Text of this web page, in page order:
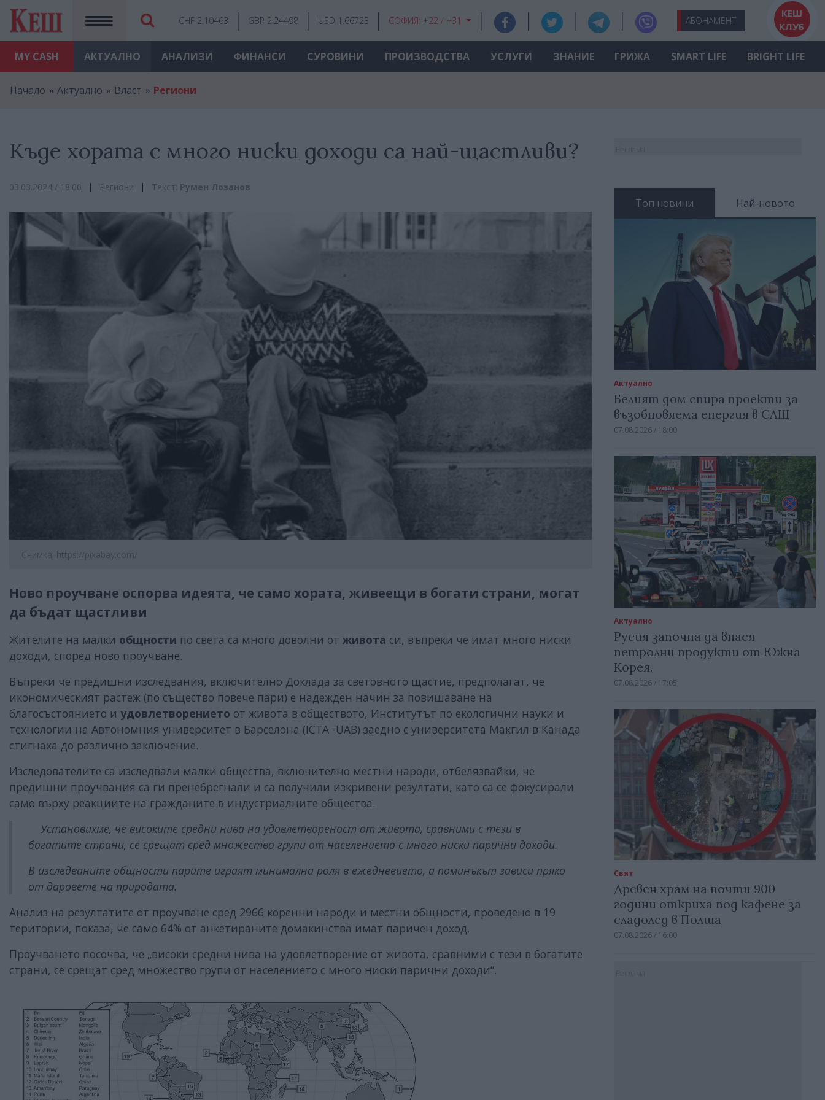
MY CASH
CHF 2.10463 GBP 2.24498 USD 1.66723 СОФИЯ: +22 / +31 АБОНАМЕНТ
КЕШ
КЛУБ
АКТУАЛНО АНАЛИЗИ ФИНАНСИ СУРОВИНИ ПРОИЗВОДСТВА УСЛУГИ ЗНАНИЕ ГРИЖА SMART LIFE BRIGHT LIFE
Начало Актуално Власт Региони
Къде хората с много ниски доходи са най-щастливи?
03.03.2024 / 18:00 Региони Текст: Румен Лозанов
Снимка: https://pixabay.com/
Ново проучване оспорва идеята, че само хората, живеещи в богати страни, могат
да бъдат щастливи
Жителите на малки общности по света са много доволни от живота си, въпреки че имат много ниски
доходи, според ново проучване.
Въпреки че предишни изследвания, включително Доклада за световното щастие, предполагат, че
икономическият растеж (по същество повече пари) е надежден начин за повишаване на
благосъстоянието и удовлетворението от живота в обществото, Институтът по екологични науки и
технологии на Автономния университет в Барселона (ICTA -UAB) заедно с университета Макгил в Канада
стигнаха до различно заключение.
Изследователите са изследвали малки общества, включително местни народи, отбелязвайки, че
предишни проучвания са ги пренебрегнали и са получили изкривени резултати, като са се фокусирали
само върху реакциите на гражданите в индустриалните общества.
Установихме, че високите средни нива на удовлетвореност от живота, сравними с тези в
богатите страни, се срещат сред множество групи от населението с много ниски парични доходи.
В изследваните общности парите играят минимална роля в ежедневието, а поминъкът зависи пряко
от даровете на природата.
Анализ на резултатите от проучване сред 2966 коренни народи и местни общности, проведено в 19
територии, показа, че само 64% ​​от анкетираните домакинства имат паричен доход.
Проучването посочва, че „високи средни нива на удовлетворение от живота, сравними с тези в богатите
страни, се срещат сред множество групи от населението с много ниски парични доходи“.
Топ новини Най-новото
Актуално
Белият дом спира проекти за
възобновяема енергия в САЩ
07.08.2026 / 18:00
Актуално
Русия започна да внася
петролни продукти от Южна
Корея.
07.08.2026 / 17:05
Свят
Древен храм на почти 900
години откриха под кафене за
сладолед в Полша
07.08.2026 / 16:00